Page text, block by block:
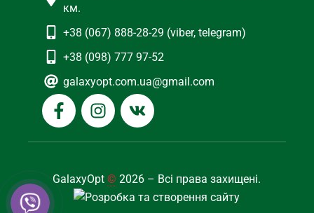
км.
+38 (067) 888-28-29 (viber, telegram)
+38 (098) 777 97-52
galaxyopt.com.ua@gmail.com
GalaxyOpt© 2026 – Всі права захищені.